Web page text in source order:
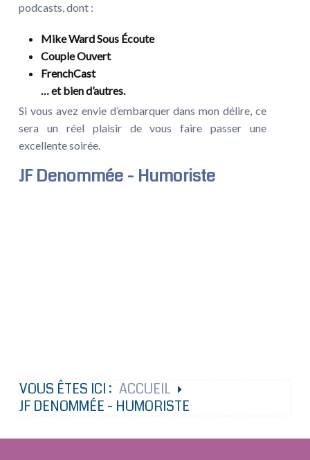
podcasts, dont :
Mike Ward Sous Écoute
Couple Ouvert
FrenchCast
… et bien d’autres.
Si vous avez envie d’embarquer dans mon délire, ce
sera un réel plaisir de vous faire passer une
excellente soirée.
JF Denommée - Humoriste
VOUS ÊTES ICI : ACCUEIL
JF DENOMMÉE - HUMORISTE